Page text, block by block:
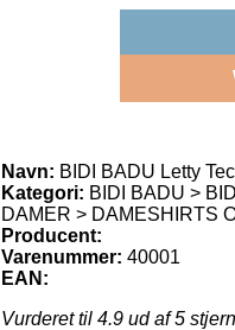
Navn: BIDI BADU Letty
Kategori: BIDI BADU >
DAMER > DAMESHIRTS
Producent:
Varenummer: 40001
EAN:
Vurderet til 4.9 ud af 5